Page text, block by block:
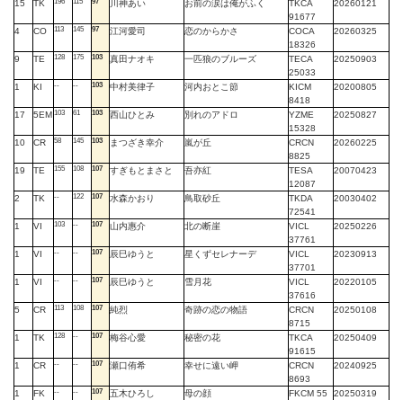
15 TK 196 115 97 川神あい お前の涙は俺がふく
TKCA
91677
20260121
4 CO 113 145 97 江河愛司 恋のからかさ
COCA
18326
20260325
9 TE 128 175 103 真田ナオキ 一匹狼のブルーズ
TECA
25033
20250903
1 KI -- -- 103 中村美律子 河内おとこ節
KICM
8418
20200805
17 5EM 103 61 103 西山ひとみ 別れのアドロ
YZME
15328
20250827
10 CR 58 145 103 まつざき幸介 嵐が丘
CRCN
8825
20260225
19 TE 155 108 107 すぎもとまさと 吾亦紅
TESA
12087
20070423
2 TK -- 122 107 水森かおり 鳥取砂丘
TKDA
72541
20030402
1 VI 103 -- 107 山内惠介 北の断崖
VICL
37761
20250226
1 VI -- -- 107 辰巳ゆうと 星くずセレナーデ
VICL
37701
20230913
1 VI -- -- 107 辰巳ゆうと 雪月花
VICL
37616
20220105
5 CR 113 108 107 純烈 奇跡の恋の物語
CRCN
8715
20250108
1 TK 128 -- 107 梅谷心愛 秘密の花
TKCA
91615
20250409
1 CR -- -- 107 瀬口侑希 幸せに遠い岬
CRCN
8693
20240925
1 FK -- -- 107 五木ひろし 母の顔 FKCM 55
20250319